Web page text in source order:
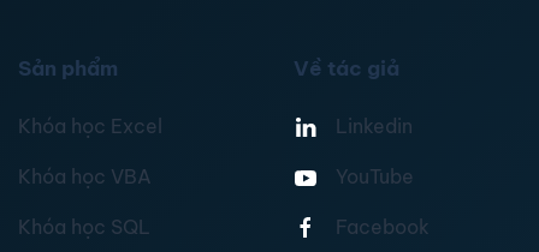
Sản phẩm
Khóa học Excel
Khóa học VBA
Khóa học SQL
Về tác giả
Linkedin
YouTube
Facebook